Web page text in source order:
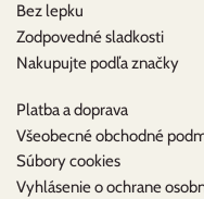
Bez lepku
Zodpovedné sladkosti
Nakupujte podľa značky
Platba a doprava
Všeobecné obchodné
Súbory cookies
Vyhlásenie o ochrane